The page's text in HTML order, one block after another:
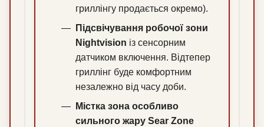
гриллінгу продається окремо).
Підсвічування робочої зони
Nightvision із сенсорним
датчиком включення. Відтепер
гриллінг буде комфортним
незалежно від часу доби.
Містка зона особливо
сильного жару Sear Zone